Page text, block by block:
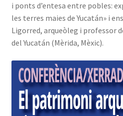
i ponts d’entesa entre pobles:
les terres maies de Yucatán» i
Ligorred, arqueòleg i professor
del Yucatán (Mèrida, Mèxic).